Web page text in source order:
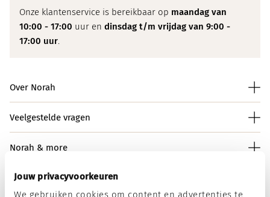
Jouw privacyvoorkeuren
We gebruiken cookies om content en advertenties te
Onze klantenservice is bereikbaar op maandag van
10:00 - 17:00 uur en dinsdag t/m vrijdag van 9:00 -
17:00 uur.
Over Norah
Veelgestelde vragen
Norah & more